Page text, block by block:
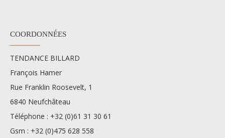
COORDONNÉES
TENDANCE BILLARD
François Hamer
Rue Franklin Roosevelt, 1
6840 Neufchâteau
Téléphone : +32 (0)61 31 30 61
Gsm : +32 (0)475 628 558